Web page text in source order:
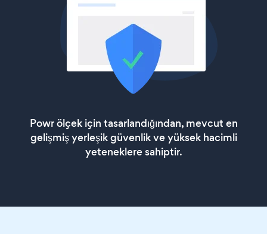
Powr ölçek için tasarlandığından, mevcut en
gelişmiş yerleşik güvenlik ve yüksek hacimli
yeteneklere sahiptir.